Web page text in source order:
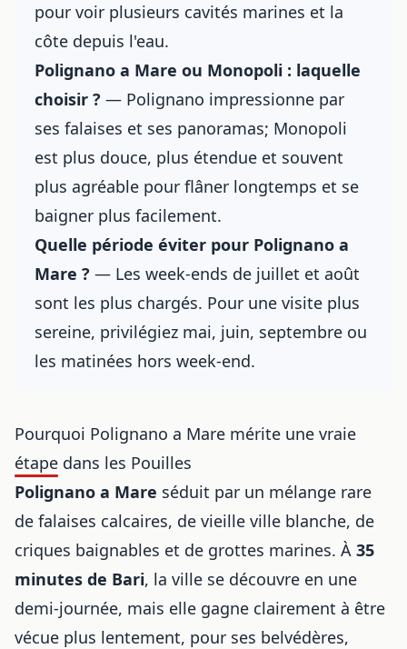
pour voir plusieurs cavités marines et la
côte depuis l'eau.
Polignano a Mare ou Monopoli : laquelle
choisir ? — Polignano impressionne par
ses falaises et ses panoramas; Monopoli
est plus douce, plus étendue et souvent
plus agréable pour flâner longtemps et se
baigner plus facilement.
Quelle période éviter pour Polignano a
Mare ? — Les week-ends de juillet et août
sont les plus chargés. Pour une visite plus
sereine, privilégiez mai, juin, septembre ou
les matinées hors week-end.
Pourquoi Polignano a Mare mérite une vraie
étape dans les Pouilles
Polignano a Mare séduit par un mélange rare
de falaises calcaires, de vieille ville blanche, de
criques baignables et de grottes marines. À 35
minutes de Bari, la ville se découvre en une
demi-journée, mais elle gagne clairement à être
vécue plus lentement, pour ses belvédères,